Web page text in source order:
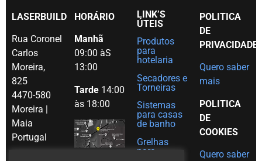
LASERBUILD
Rua Coronel
Carlos
Moreira,
825
4470-580
Moreira |
Maia
Portugal
HORÁRIO
Manhã
09:00 àS
13:00
Tarde 14:00
às 18:00
LINK’S
ÚTEIS
Produtos
para
hotelaria
Secadores e
Torneiras
Sistemas
para casas
de banho
Grelhas
para
POLITICA
DE
PRIVACIDADE
Quero saber
mais
POLITICA
DE
COOKIES
Quero saber